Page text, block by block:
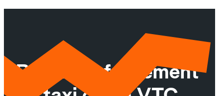
Réservez facilement